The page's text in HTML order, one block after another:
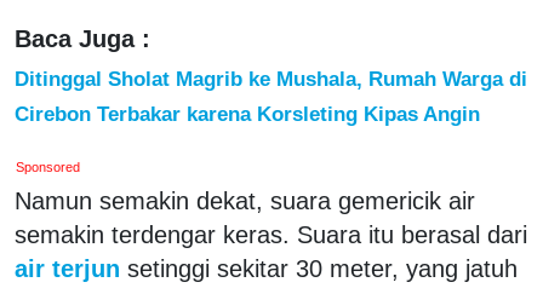
Baca Juga :
Ditinggal Sholat Magrib ke Mushala, Rumah Warga di
Cirebon Terbakar karena Korsleting Kipas Angin
Sponsored
Namun semakin dekat, suara gemericik air
semakin terdengar keras. Suara itu berasal dari
air terjun setinggi sekitar 30 meter, yang jatuh